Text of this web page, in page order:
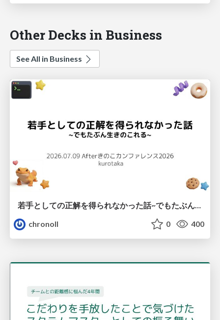
Other Decks in Business
See All in Business
chronoll
0 400